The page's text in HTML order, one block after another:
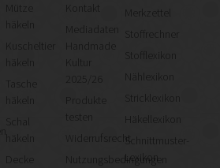
Mütze
häkeln
Kuscheltier
häkeln
Tasche
häkeln
Kontakt
Mediadaten
Kultur
2025/26
Produkte
testen
Widerrufsrecht
Nutzungsbedingungen
Merkzettel
Stoffrechner
Stofflexikon
Nählexikon
Stricklexikon
Häkellexikon
Schnittmuster-
Lexikon